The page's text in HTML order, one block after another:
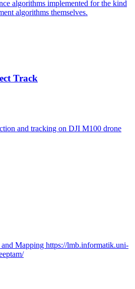
algorithms implemented for the kind
algorithms themselves.
Track
and tracking on DJI M100 drone
Mapping https://lmb.informatik.uni-